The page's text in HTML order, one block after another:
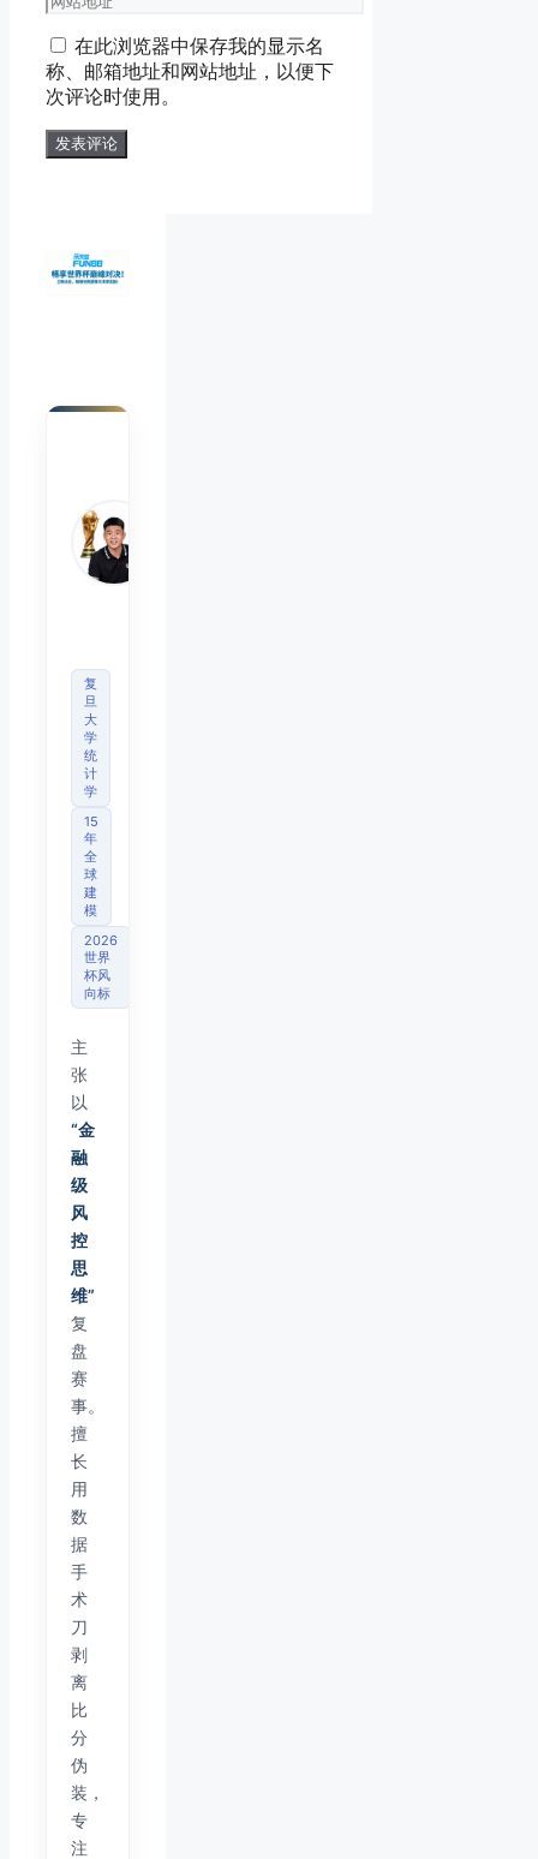
箱
地
址
地
址
在此浏览器中保存我的显示名
称、邮箱地址和网站地址，以便下
次评论时使用。
复
旦
大
学
统
计
学
15
年
全
球
建
模
2026
世界
杯风
向标
主
张
以
“金
融
级
风
控
思
维”
复
盘
赛
事。
擅
长
用
数
据
手
术
刀
剥
离
比
分
伪
装，
专
注